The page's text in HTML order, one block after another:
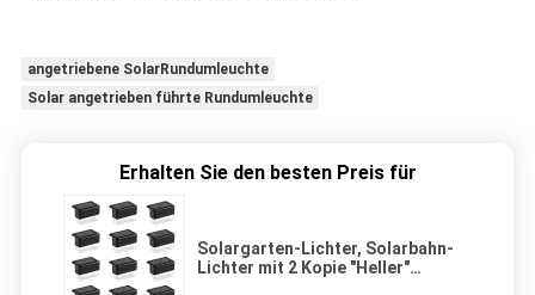
angetriebene SolarRundumleuchte
Solar angetrieben führte Rundumleuchte
Erhalten Sie den besten Preis für
Solargarten-Lichter, Solarbahn-
Lichter mit 2 Kopie "Heller"